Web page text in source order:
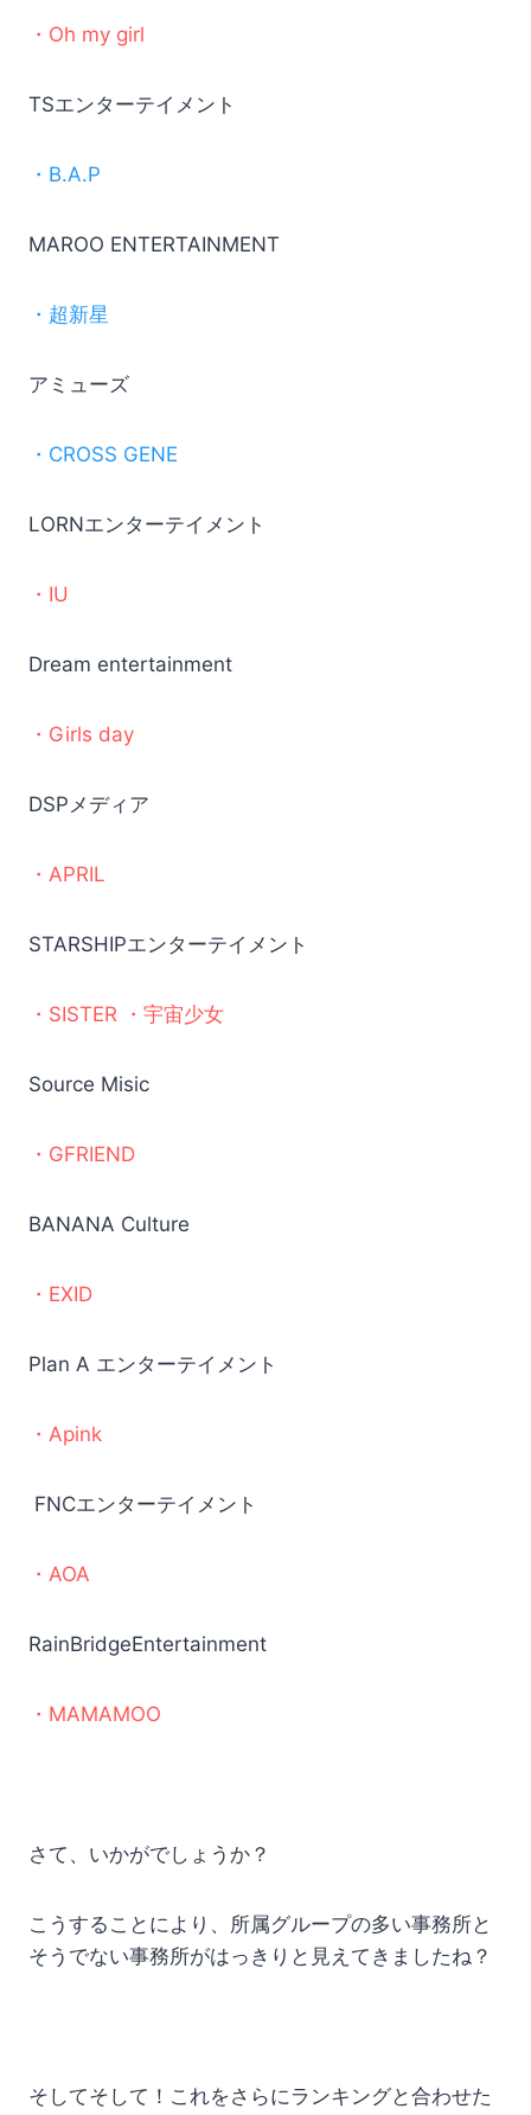
・Oh my girl
TSエンターテイメント
・B.A.P
MAROO ENTERTAINMENT
・超新星
アミューズ
・CROSS GENE
LORNエンターテイメント
・IU
Dream entertainment
・Girls day
DSPメディア
・APRIL
STARSHIPエンターテイメント
・SISTER ・宇宙少女
Source Misic
・GFRIEND
BANANA Culture
・EXID
Plan A エンターテイメント
・Apink
FNCエンターテイメント
・AOA
RainBridgeEntertainment
・MAMAMOO
さて、いかがでしょうか？
こうすることにより、所属グループの多い事務所と
そうでない事務所がはっきりと見えてきましたね？
そしてそして！これをさらにランキングと合わせた